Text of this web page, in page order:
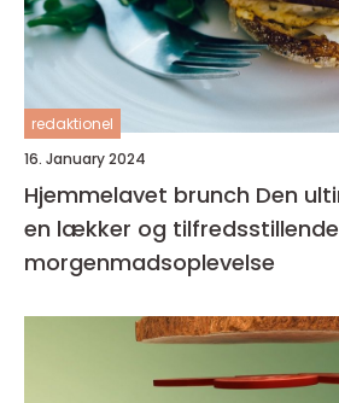
redaktionel
16. January 2024
Hjemmelavet brunch Den ultimative guide til
en lækker og tilfredsstillende
morgenmadsoplevelse